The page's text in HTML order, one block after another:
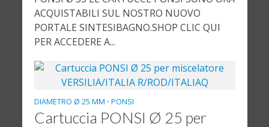
ACQUISTABILI SUL NOSTRO NUOVO
PORTALE SINTESIBAGNO.SHOP CLIC QUI
PER ACCEDERE A...
DIAMETRO Ø 25 MM • PONSI
Cartuccia PONSI Ø 25 per